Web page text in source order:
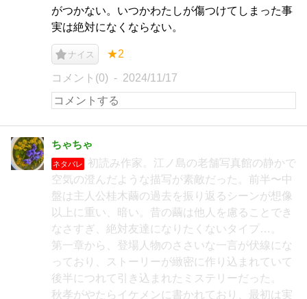
がつかない。いつかわたしが傷つけてしまった事
実は絶対になくならない。
ナイス ★2
コメント(0) 2024/11/17
ちゃちゃ
ネタバレ
初読み作家。江ノ島の老舗写真館の静かで
空気の澄んだような描写が素敵だった。前半〜中
盤は主人公桂木繭の過去を振り返るシーンが想像
以上に重い、暗い。昔の繭は他人を慮ることでき
なさすぎ、絶対友達になりたくないタイプ…。
第一章から、登場人物のささいな一言が伏線にな
っており、ストーリーが緻密に作り込まれていて
後半につれて引き込まれたミステリーだった。
秋孝がやたらイケメンに書かれており、最初は実